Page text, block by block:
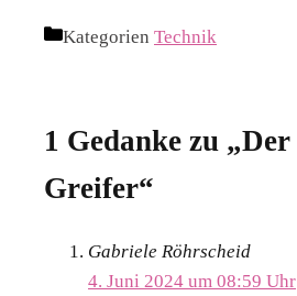
Kategorien Technik
1 Gedanke zu „Der
Greifer“
Gabriele Röhrscheid
4. Juni 2024 um 08:59 Uhr